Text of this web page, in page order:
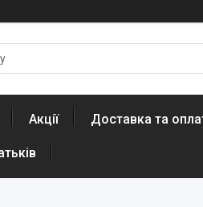
Акції Доставка та